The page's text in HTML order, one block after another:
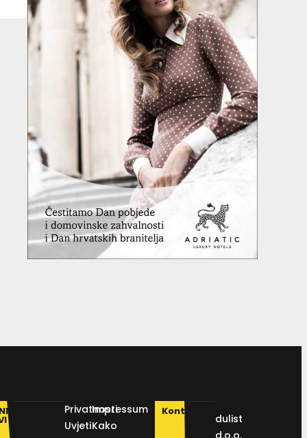
Privatnosti
Uvjeti
Impressum
Kako
Kontakt
dulist
d.o.o.